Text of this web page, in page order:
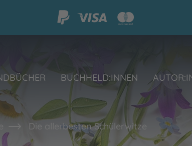
BUCHHELD:INNEN
Die allerbesten Schülerwitze